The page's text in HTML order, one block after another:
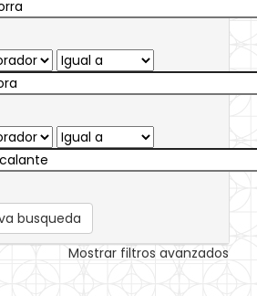
busqueda
Mostrar filtros avanzados